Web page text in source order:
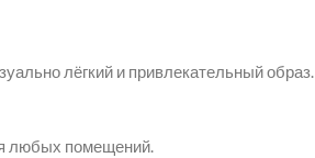
лёгкий и привлекательный образ.
любых помещений.